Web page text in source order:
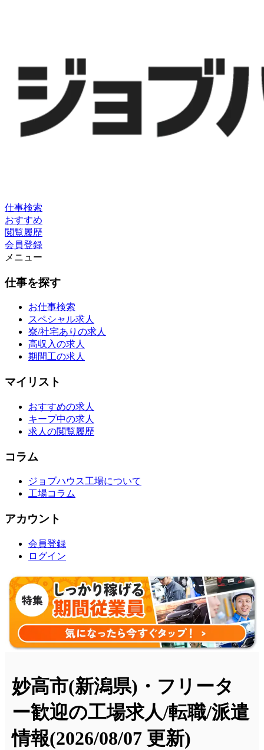
仕事検索
おすすめ
閲覧履歴
会員登録
メニュー
仕事を探す
お仕事検索
スペシャル求人
寮/社宅ありの求人
高収入の求人
期間工の求人
マイリスト
おすすめの求人
キープ中の求人
求人の閲覧履歴
コラム
ジョブハウス工場について
工場コラム
アカウント
会員登録
ログイン
妙高市(新潟県)・フリータ
ー歓迎の工場求人/転職/派遣
情報(2026/08/07 更新)